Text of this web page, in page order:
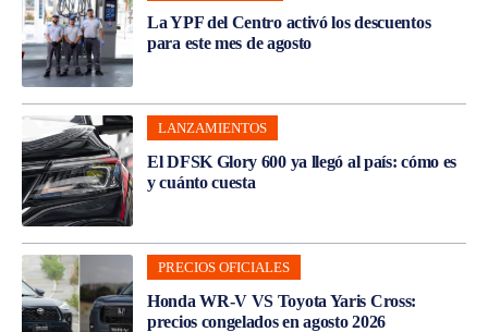
La YPF del Centro activó los descuentos
para este mes de agosto
LANZAMIENTOS
El DFSK Glory 600 ya llegó al país: cómo es
y cuánto cuesta
PRECIOS OFICIALES
Honda WR-V VS Toyota Yaris Cross:
precios congelados en agosto 2026